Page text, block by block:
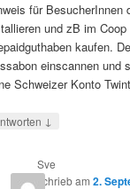
für BesucherInnen
und zB im
kaufen.
einscannen und
Schweizer Konto
↓
Sve
schriebam 2.